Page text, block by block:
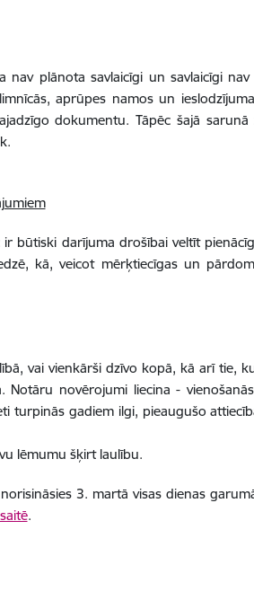
nav plānota savlaicīgi un savlaicīgi
aprūpes namos un
dokumentu. Tāpēc šajā
būtiski darījuma drošībai veltīt
kā, veicot mērķtiecīgas un
vai vienkārši dzīvo kopā, kā arī tie,
novērojumi liecina -
gadiem ilgi, pieaugušo
lēmumu šķirt laulību.
3. martā visas dienas
.